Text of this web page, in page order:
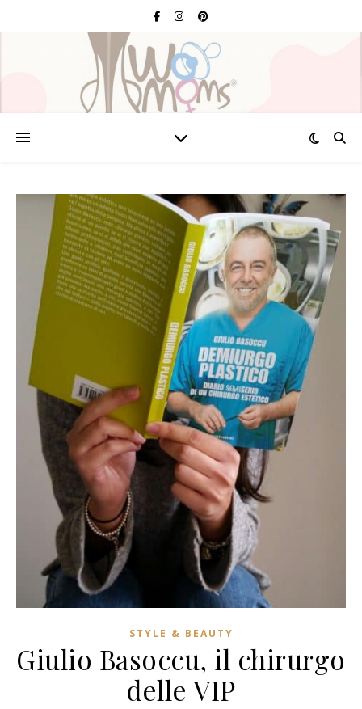
STYLE & BEAUTY
Giulio Basoccu, il chirurgo
delle VIP